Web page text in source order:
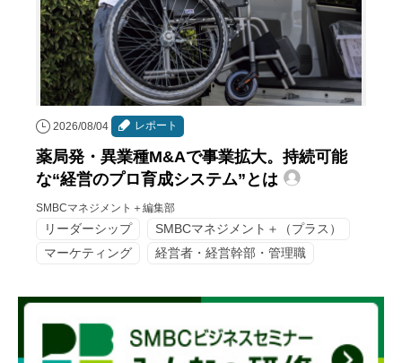
2026/08/04 レポート
薬局発・異業種M&Aで事業拡大。持続可能
な“経営のプロ育成システム”とは
SMBCマネジメント＋編集部
リーダーシップ
SMBCマネジメント＋（プラス）
マーケティング
経営者・経営幹部・管理職